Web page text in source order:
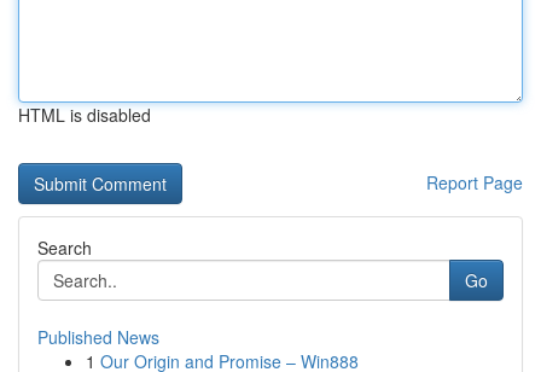
HTML is disabled
Report Page
Search
Go
Published News
1 Our Origin and Promise – Win888